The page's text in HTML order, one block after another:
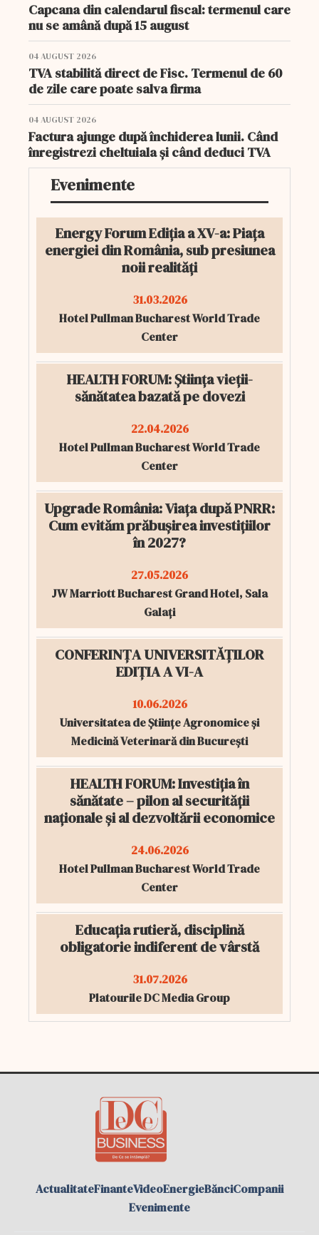
Capcana din calendarul fiscal: termenul care
nu se amână după 15 august
04 AUGUST 2026
TVA stabilită direct de Fisc. Termenul de 60
de zile care poate salva firma
04 AUGUST 2026
Factura ajunge după închiderea lunii. Când
înregistrezi cheltuiala și când deduci TVA
Evenimente
Energy Forum Ediția a XV-a: Piața
energiei din România, sub presiunea
noii realități
31.03.2026
Hotel Pullman Bucharest World Trade
Center
HEALTH FORUM: Știința vieții-
sănătatea bazată pe dovezi
22.04.2026
Hotel Pullman Bucharest World Trade
Center
Upgrade România: Viața după PNRR:
Cum evităm prăbușirea investițiilor
în 2027?
27.05.2026
JW Marriott Bucharest Grand Hotel, Sala
Galați
CONFERINȚA UNIVERSITĂȚILOR
EDIȚIA A VI-A
10.06.2026
Universitatea de Științe Agronomice și
Medicină Veterinară din București
HEALTH FORUM: Investiția în
sănătate – pilon al securității
naționale și al dezvoltării economice
24.06.2026
Hotel Pullman Bucharest World Trade
Center
Educația rutieră, disciplină
obligatorie indiferent de vârstă
31.07.2026
Platourile DC Media Group
ActualitateFinanteVideoEnergieBănciCompanii
Evenimente